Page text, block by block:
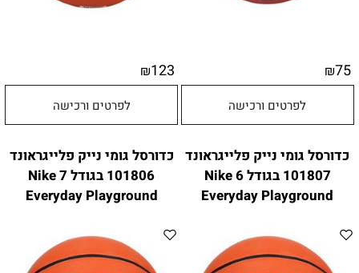
₪75
לפרטים ורכישה
₪123
לפרטים ורכישה
כדורסל גומי נייק פלייגראונד
101807 בגודל 6 Nike
Everyday Playground
כדורסל גומי נייק פלייגראונד
101806 בגודל 7 Nike
Everyday Playground